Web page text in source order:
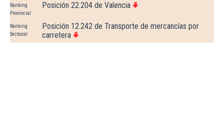
Ranking
Provincial
Posición 22.204 de Valencia
Ranking
Sectorial
Posición 12.242 de Transporte de mercancías por
carretera